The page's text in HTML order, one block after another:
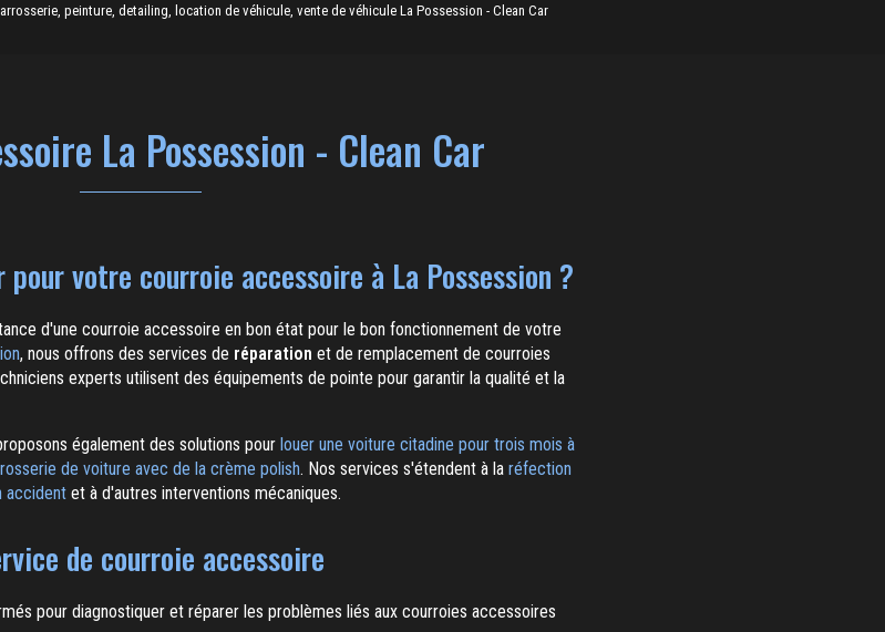
peinture, detailing, location de véhicule, vente de véhicule La Possession - Clean Car
La Possession - Clean Car
pour votre courroie accessoire à La Possession ?
d'une courroie accessoire en bon état pour le bon fonctionnement de votre
, nous offrons des services de réparation et de remplacement de courroies
experts utilisent des équipements de pointe pour garantir la qualité et la
également des solutions pour louer une voiture citadine pour trois mois à
de voiture avec de la crème polish. Nos services s'étendent à la réfection
accident et à d'autres interventions mécaniques.
de courroie accessoire
pour diagnostiquer et réparer les problèmes liés aux courroies accessoires